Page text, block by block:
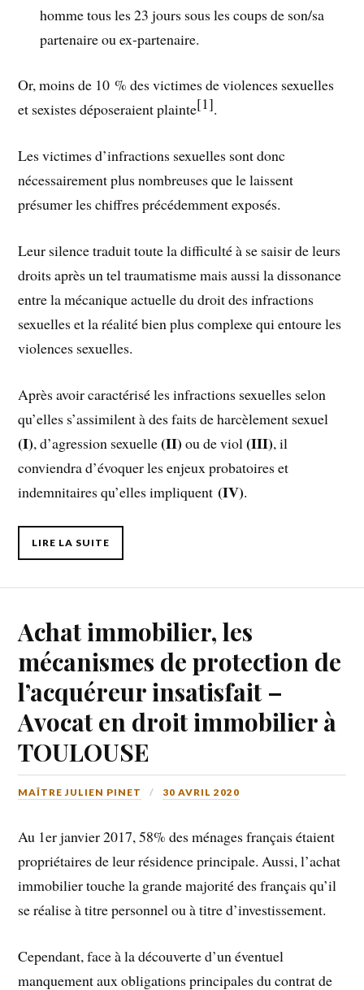
homme tous les 23 jours sous les coups de son/sa
partenaire ou ex-partenaire.
Or, moins de 10 % des victimes de violences sexuelles
et sexistes déposeraient plainte[1].
Les victimes d’infractions sexuelles sont donc
nécessairement plus nombreuses que le laissent
présumer les chiffres précédemment exposés.
Leur silence traduit toute la difficulté à se saisir de leurs
droits après un tel traumatisme mais aussi la dissonance
entre la mécanique actuelle du droit des infractions
sexuelles et la réalité bien plus complexe qui entoure les
violences sexuelles.
Après avoir caractérisé les infractions sexuelles selon
qu’elles s’assimilent à des faits de harcèlement sexuel
(I), d’agression sexuelle(II)ou de viol(III), il
conviendra d’évoquer les enjeux probatoires et
indemnitaires qu’elles impliquent(IV).
LIRE LA SUITE
Achat immobilier, les
mécanismes de protection de
l’acquéreur insatisfait –
Avocat en droit immobilier à
TOULOUSE
MAÎTRE JULIEN PINET 30 AVRIL 2020
Au 1er janvier 2017, 58% des ménages français étaient
propriétaires de leur résidence principale. Aussi, l’achat
immobilier touche la grande majorité des français qu’il
se réalise à titre personnel ou à titre d’investissement.
Cependant, face à la découverte d’un éventuel
manquement aux obligations principales du contrat de